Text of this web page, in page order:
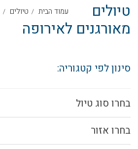
עמוד הבית טיולים
טיולים
מאורגנים לאירופה
סינון לפי קטגוריה:
בחרו סוג טיול
בחרו אזור